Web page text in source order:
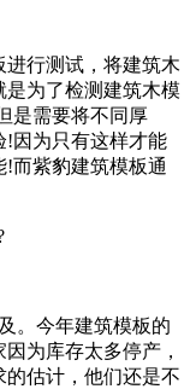
行测试，将建筑木
为了检测建筑木模
是需要将不同厚
!因为只有这样才能
而紫豹建筑模板通
。今年建筑模板的
为库存太多停产，
估计，他们还是不